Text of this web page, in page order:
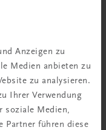
Anzeigen zu
Medien anbieten zu
zu analysieren.
Ihrer Verwendung
soziale Medien,
Partner führen diese